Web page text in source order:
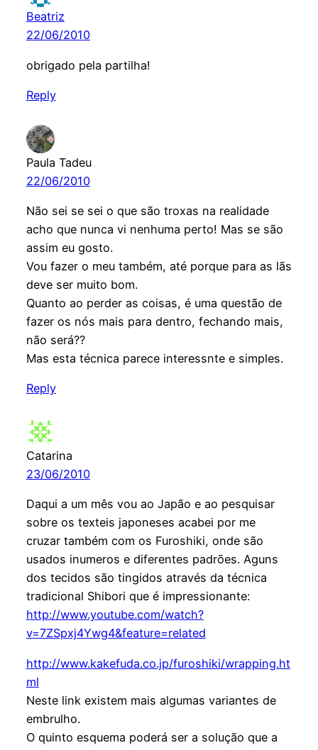
Beatriz
22/06/2010
obrigado pela partilha!
Reply
Paula Tadeu
22/06/2010
Não sei se sei o que são troxas na realidade
acho que nunca vi nenhuma perto! Mas se são
assim eu gosto.
Vou fazer o meu também, até porque para as lãs
deve ser muito bom.
Quanto ao perder as coisas, é uma questão de
fazer os nós mais para dentro, fechando mais,
não será??
Mas esta técnica parece interessnte e simples.
Reply
Catarina
23/06/2010
Daqui a um mês vou ao Japão e ao pesquisar
sobre os texteis japoneses acabei por me
cruzar também com os Furoshiki, onde são
usados inumeros e diferentes padrões. Aguns
dos tecidos são tingidos através da técnica
tradicional Shibori que é impressionante:
http://www.youtube.com/watch?
v=7ZSpxj4Ywg4&feature=related
http://www.kakefuda.co.jp/furoshiki/wrapping.ht
ml
Neste link existem mais algumas variantes de
embrulho.
O quinto esquema poderá ser a solução que a